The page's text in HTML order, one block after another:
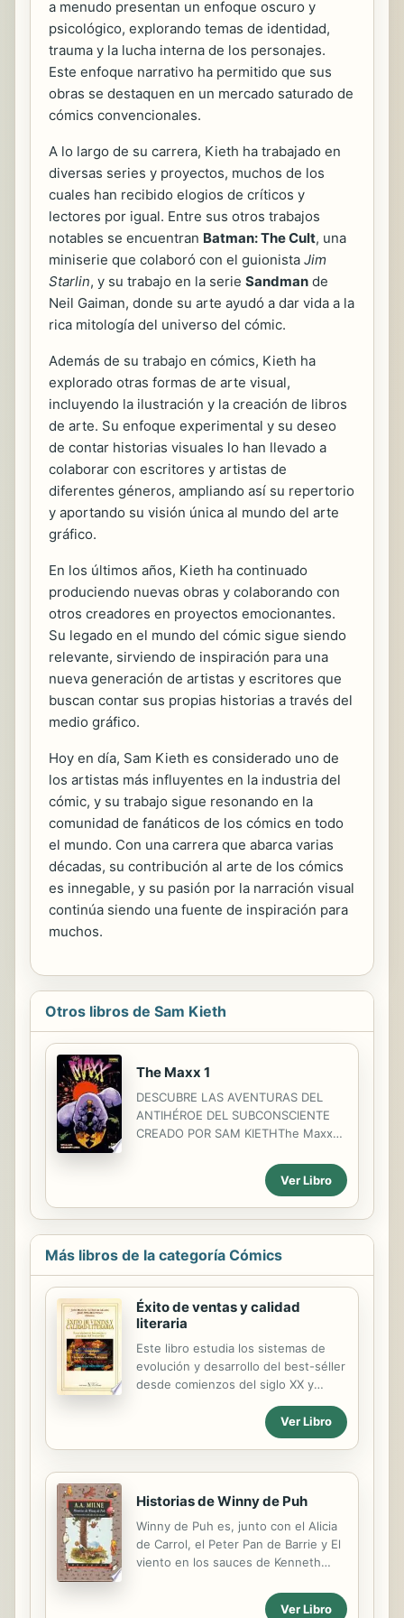
a menudo presentan un enfoque oscuro y
psicológico, explorando temas de identidad,
trauma y la lucha interna de los personajes.
Este enfoque narrativo ha permitido que sus
obras se destaquen en un mercado saturado de
cómics convencionales.
A lo largo de su carrera, Kieth ha trabajado en
diversas series y proyectos, muchos de los
cuales han recibido elogios de críticos y
lectores por igual. Entre sus otros trabajos
notables se encuentran Batman: The Cult, una
miniserie que colaboró con el guionista Jim
Starlin, y su trabajo en la serie Sandman de
Neil Gaiman, donde su arte ayudó a dar vida a la
rica mitología del universo del cómic.
Además de su trabajo en cómics, Kieth ha
explorado otras formas de arte visual,
incluyendo la ilustración y la creación de libros
de arte. Su enfoque experimental y su deseo
de contar historias visuales lo han llevado a
colaborar con escritores y artistas de
diferentes géneros, ampliando así su repertorio
y aportando su visión única al mundo del arte
gráfico.
En los últimos años, Kieth ha continuado
produciendo nuevas obras y colaborando con
otros creadores en proyectos emocionantes.
Su legado en el mundo del cómic sigue siendo
relevante, sirviendo de inspiración para una
nueva generación de artistas y escritores que
buscan contar sus propias historias a través del
medio gráfico.
Hoy en día, Sam Kieth es considerado uno de
los artistas más influyentes en la industria del
cómic, y su trabajo sigue resonando en la
comunidad de fanáticos de los cómics en todo
el mundo. Con una carrera que abarca varias
décadas, su contribución al arte de los cómics
es innegable, y su pasión por la narración visual
continúa siendo una fuente de inspiración para
muchos.
Otros libros de Sam Kieth
The Maxx 1
DESCUBRE LAS AVENTURAS DEL
ANTIHÉROE DEL SUBCONSCIENTE
CREADO POR SAM KIETHThe Maxx
oculta detrás de una máscara y de
cuya naturaleza nadie está seguro,
pero que se enfrentará a las
pesadillas de su querida Julie y las
también es la obra más personal de
Sam Kieth (Epicuro el Sabio), una de
las primeras series publicadas por
Image y, desgraciadamente, una obra
que nunca llegó a publicarse por
completo en España... ¡Hasta ahora!
En el primer volumen de esta nueva
edición se incluyen los números 1 a
Ver Libro
Más libros de la categoría Cómics
Éxito de ventas y calidad
literaria
Este libro estudia los sistemas de
evolución y desarrollo del best-séller
desde comienzos del siglo XX y
apunta posibles direcciones y cambio
Ver Libro
Historias de Winny de Puh
Winny de Puh es, junto con el Alicia
de Carrol, el Peter Pan de Barrie y El
viento en los sauces de Kenneth
clásicos de la literatura infantil, una
Ver Libro